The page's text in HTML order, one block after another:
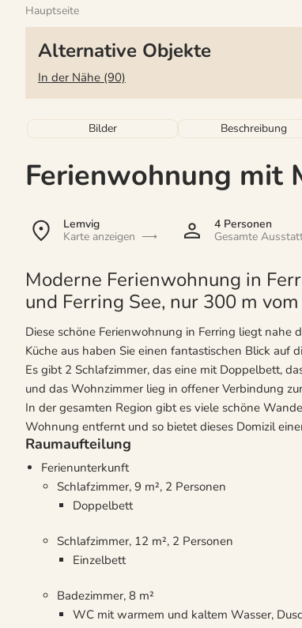
Hauptseite
Alternative Objekte
In der Nähe (90)
Bilder Beschreibung
Ferienwohnung mit
Lemvig
Karte anzeigen
4 Personen
Gesamte
Moderne Ferienwohnung in
und Ferring See, nur 300 m
Diese schöne Ferienwohnung in Ferring liegt nahe
Küche aus haben Sie einen fantastischen Blick auf
Es gibt 2 Schlafzimmer, das eine mit Doppelbett,
und das Wohnzimmer lieg in offener Verbindung
In der gesamten Region gibt es viele schöne
Wohnung entfernt und so bietet dieses Domizil
Raumaufteilung
Ferienunterkunft
Schlafzimmer, 9 m², 2 Personen
Doppelbett
Schlafzimmer, 12 m², 2 Personen
Einzelbett
Badezimmer, 8 m²
WC mit warmem und kaltem Wasser,